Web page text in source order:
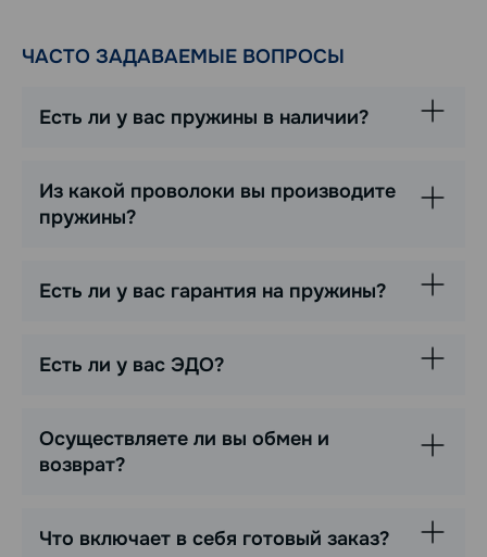
ЧАСТО ЗАДАВАЕМЫЕ ВОПРОСЫ
Есть ли у вас пружины в наличии?
Из какой проволоки вы производите
пружины?
Есть ли у вас гарантия на пружины?
Есть ли у вас ЭДО?
Осуществляете ли вы обмен и
возврат?
Что включает в себя готовый заказ?